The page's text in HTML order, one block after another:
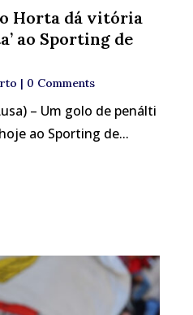
Horta dá vitória
ao Sporting de
| 0 Comments
– Um golo de penálti
ao Sporting de...